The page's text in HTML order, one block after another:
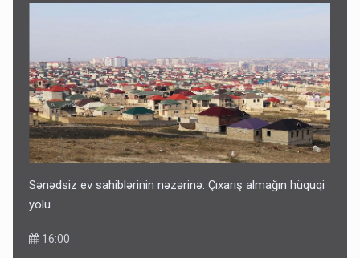
Sənədsiz ev sahiblərinin nəzərinə: Çıxarış almağın hüquqi
yolu
16:00